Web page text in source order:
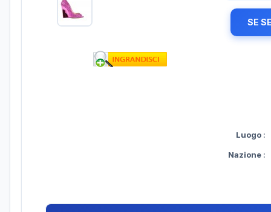
SE
Luogo :
Nazione :